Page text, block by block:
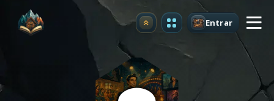
Atualizar Entrar